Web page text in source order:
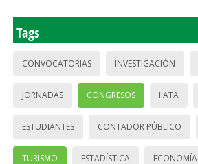
Tags
CONVOCATORIAS INVESTIGACIÓN
JORNADAS CONGRESOS IIATA
ESTUDIANTES CONTADOR PÚBLICO
TURISMO ESTADÍSTICA ECONOMÍA